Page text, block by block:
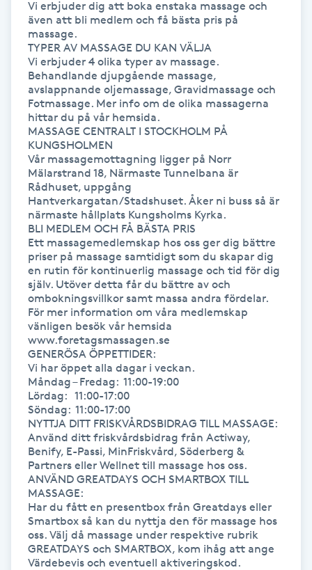
Ny frisyr
Olaplex
Olaplexbehandling
Ombre
Ombre brows
Ombre naglar
Optiker
Ortobionomi
Ortopedi
Osteopati
Paraffinbehandling
Pedikyr
Pensionärklippning
Vi erbjuder dig att boka enstaka massage och
även att bli medlem och få bästa pris på
massage.
TYPER AV MASSAGE DU KAN VÄLJA
Vi erbjuder 4 olika typer av massage.
Behandlande djupgående massage,
avslappnande oljemassage, Gravidmassage och
Fotmassage. Mer info om de olika massagerna
hittar du på vår hemsida.
MASSAGE CENTRALT I STOCKHOLM PÅ
KUNGSHOLMEN
Vår massagemottagning ligger på Norr
Mälarstrand 18, Närmaste Tunnelbana är
Rådhuset, uppgång
Hantverkargatan/Stadshuset. Åker ni buss så är
närmaste hållplats Kungsholms Kyrka.
BLI MEDLEM OCH FÅ BÄSTA PRIS
Ett massagemedlemskap hos oss ger dig bättre
priser på massage samtidigt som du skapar dig
en rutin för kontinuerlig massage och tid för dig
själv. Utöver detta får du bättre av och
ombokningsvillkor samt massa andra fördelar.
För mer information om våra medlemskap
vänligen besök vår hemsida
www.foretagsmassagen.se
GENERÖSA ÖPPETTIDER:
Vi har öppet alla dagar i veckan.
Måndag – Fredag:  11:00-19:00
Lördag:   11:00-17:00
Söndag:  11:00-17:00
NYTTJA DITT FRISKVÅRDSBIDRAG TILL MASSAGE:
Använd ditt friskvårdsbidrag från Actiway,
Benify, E-Passi, MinFriskvård, Söderberg &
Partners eller Wellnet till massage hos oss.
ANVÄND GREATDAYS OCH SMARTBOX TILL
MASSAGE:
Har du fått en presentbox från Greatdays eller
Smartbox så kan du nyttja den för massage hos
oss. Välj då massage under respektive rubrik
GREATDAYS och SMARTBOX, kom ihåg att ange
Värdebevis och eventuell aktiveringskod.